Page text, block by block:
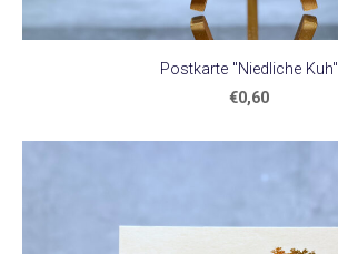
Postkarte "Niedliche Kuh"
€0,60